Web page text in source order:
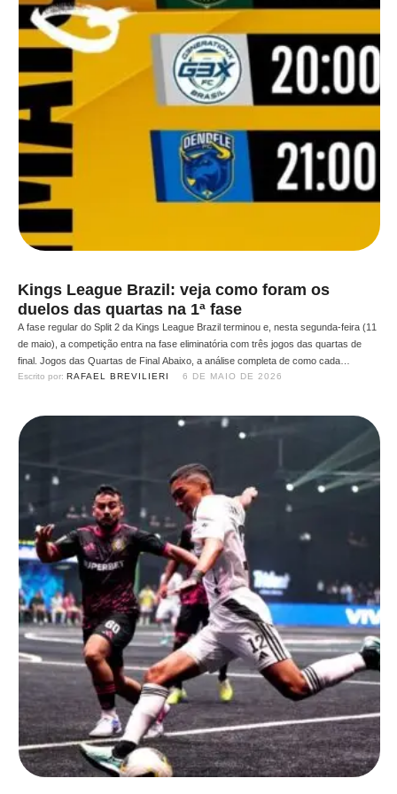
Kings League Brazil: veja como foram os
duelos das quartas na 1ª fase
A fase regular do Split 2 da Kings League Brazil terminou e, nesta segunda-feira (11
de maio), a competição entra na fase eliminatória com três jogos das quartas de
final. Jogos das Quartas de Final Abaixo, a análise completa de como cada
confronto se desenrolou na fase regular, com dados e o que esperar nos …
Escrito por: RAFAEL BREVILIERI 6 DE MAIO DE 2026